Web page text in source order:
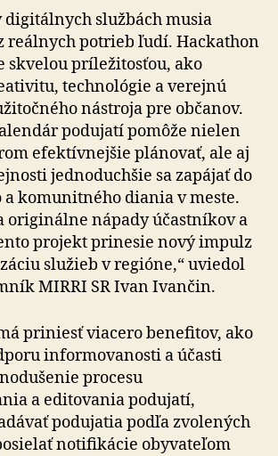
digitálnych službách musia
reálnych potrieb ľudí. Hackathon
skvelou príležitosťou, ako
technológie a verejnú
nástroja pre občanov.
podujatí pomôže nielen
efektívnejšie plánovať, ale aj
jednoduchšie sa zapájať do
komunitného diania v meste.
originálne nápady účastníkov a
projekt prinesie nový impulz
služieb v regióne,“ uviedol
MIRRI SR Ivan Ivančin.
priniesť viacero benefitov, ako
informovanosti a účasti
procesu
a editovania podujatí,
podujatia podľa zvolených
notifikácie obyvateľom